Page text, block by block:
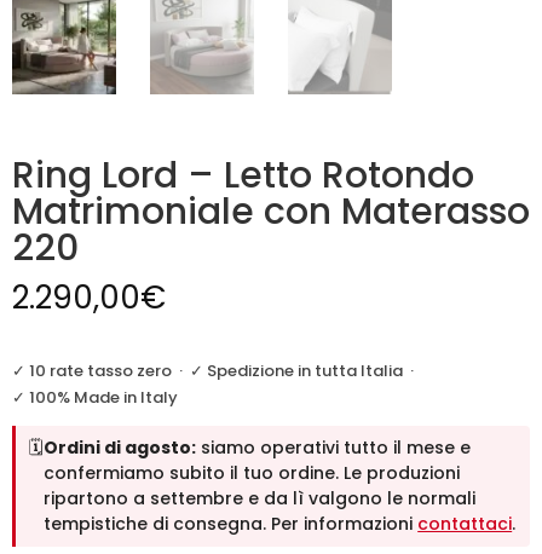
Ring Lord – Letto Rotondo
Matrimoniale con Materasso
220
2.290,00€
✓ 10 rate tasso zero · ✓ Spedizione in tutta Italia ·
✓ 100% Made in Italy
🗓️Ordini di agosto: siamo operativi tutto il mese e
confermiamo subito il tuo ordine. Le produzioni
ripartono a settembre e da lì valgono le normali
tempistiche di consegna. Per informazioni contattaci.